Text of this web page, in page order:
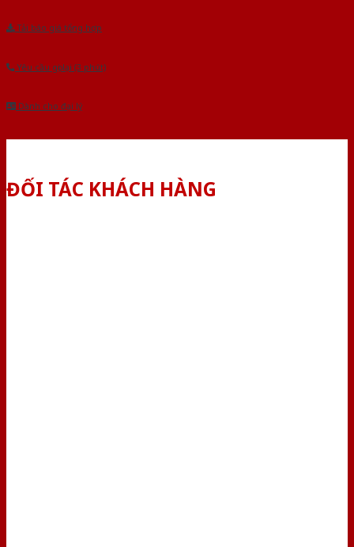
Tải báo giá tổng hợp
Yêu cầu gọi lại (3 phút)
Dành cho đại lý
ĐỐI TÁC KHÁCH HÀNG